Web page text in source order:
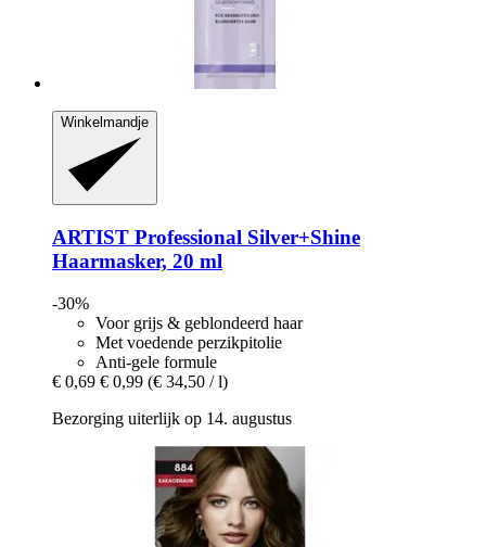
Winkelmandje
ARTIST Professional Silver+Shine
Haarmasker, 20 ml
-30%
Voor grijs & geblondeerd haar
Met voedende perzikpitolie
Anti-gele formule
€ 0,69 € 0,99 (€ 34,50 / l)
Bezorging uiterlijk op 14. augustus